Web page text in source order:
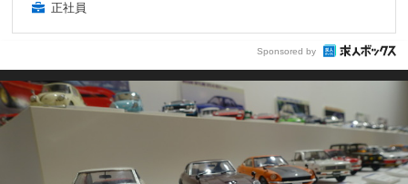
正社員
Sponsored by